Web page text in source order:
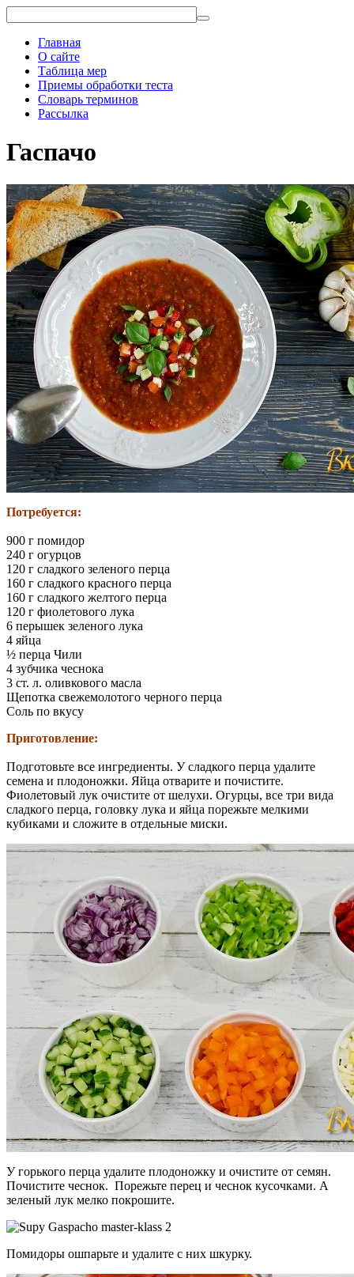
Главная
О сайте
Таблица мер
Приемы обработки теста
Словарь терминов
Рассылка
Гаспачо
Потребуется:
900 г помидор
240 г огурцов
120 г сладкого зеленого перца
160 г сладкого красного перца
160 г сладкого желтого перца
120 г фиолетового лука
6 перышек зеленого лука
4 яйца
½ перца Чили
4 зубчика чеснока
3 ст. л. оливкового масла
Щепотка свежемолотого черного перца
Соль по вкусу
Приготовление:
Подготовьте все ингредиенты. У сладкого перца удалите
семена и плодоножки. Яйца отварите и почистите.
Фиолетовый лук очистите от шелухи. Огурцы, все три вида
сладкого перца, головку лука и яйца порежьте мелкими
кубиками и сложите в отдельные миски.
У горького перца удалите плодоножку и очистите от семян.
Почистите чеснок. Порежьте перец и чеснок кусочками. А
зеленый лук мелко покрошите.
Помидоры ошпарьте и удалите с них шкурку.